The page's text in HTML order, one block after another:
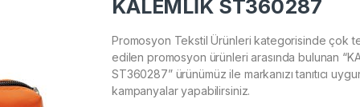
KALEMLİK ST360287
Promosyon Tekstil Ürünleri kategorisinde çok
edilen promosyon ürünleri arasında bulunan
ST360287” ürünümüz ile markanızı tanıtıcı
kampanyalar yapabilirsiniz.